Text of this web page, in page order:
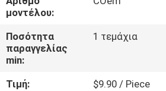
ΕΡΓΟΣΤΆΣΙΟ
ΈΛΕΓΧΟΣ
ΠΟΙΌΤΗΤΑΣ
μοντέλου:
Ποσότητα
παραγγελίας
min:
1 τεμάχια
Τιμή:
$9.90 / Piece